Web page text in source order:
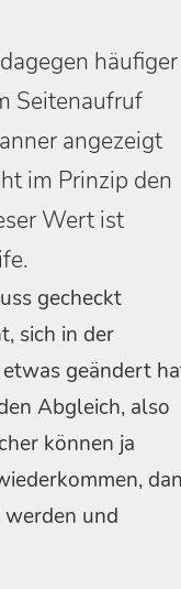
häufiger
Seitenaufruf
angezeigt
im Prinzip den
Wert ist
gecheckt
sich in der
geändert
Abgleich, also
können ja
werden und